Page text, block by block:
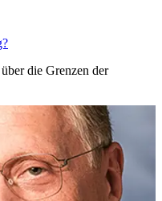
die Grenzen der